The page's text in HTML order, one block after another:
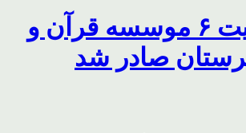
مجوز فعالیت ۶ موسسه قرآن و
صادر شد